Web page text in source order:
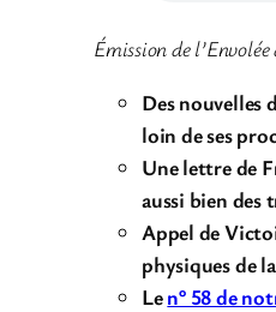
Émission de
Des nouvelles
loin de ses
Une lettre de
aussi bien des
Appel de
physiques de
Len° 58 de